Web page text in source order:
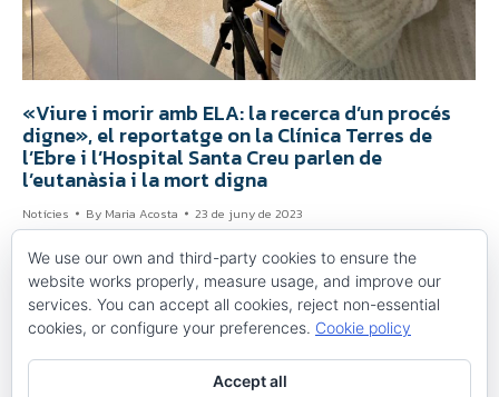
«Viure i morir amb ELA: la recerca d’un procés
digne», el reportatge on la Clínica Terres de
l’Ebre i l’Hospital Santa Creu parlen de
l’eutanàsia i la mort digna
Notícies By Maria Acosta 23 de juny de 2023
https://youtu.be/krltJ9REx1k Aquesta setmana, en motiu del
Dia Mundial de l’ELA, el 21 de juny, l’equip d’A prop Ebre va
emetre un reportatge sobre aquesta malaltia, l’Esclerosis
Lateral Amiotròfica, així com de l’eutanàsia i la mort digna,
anomenat «Viure i morir amb ELA: la recerca d’un procés
digne». En aquest documental hi apareixen Ildefons Oliveras,
We use our own and third-party cookies to ensure the
website works properly, measure usage, and improve our
services. You can accept all cookies, reject non-essential
cookies, or configure your preferences. Cookie policy
Accept all